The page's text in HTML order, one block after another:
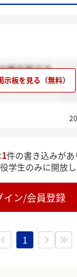
掲示板です。
1件の書き込みがあ
学生のみに開放し
イン/会員登録
1